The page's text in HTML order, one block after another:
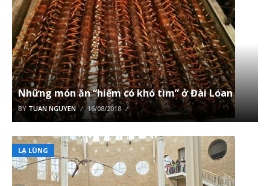
Những món ăn “hiếm có khó tìm” ở Đài Loan
BY TUAN NGUYEN 16/08/2018
LẠ LÙNG